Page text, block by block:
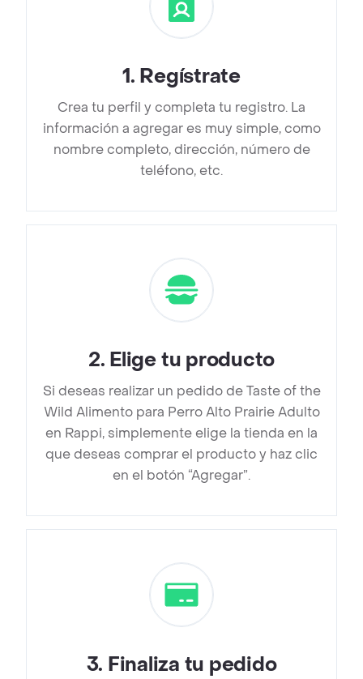
1. Regístrate
Crea tu perfil y completa tu registro. La
información a agregar es muy simple, como
nombre completo, dirección, número de
teléfono, etc.
2. Elige tu producto
Si deseas realizar un pedido de Taste of the
Wild Alimento para Perro Alto Prairie Adulto
en Rappi, simplemente elige la tienda en la
que deseas comprar el producto y haz clic
en el botón “Agregar”.
3. Finaliza tu pedido